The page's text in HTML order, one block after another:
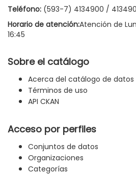
Teléfono: (593-7) 4134900 /
Horario de atención:Atención de
16:45
Sobre el catálogo
Acerca del catálogo de datos
Términos de uso
API CKAN
Acceso por perfiles
Conjuntos de datos
Organizaciones
Categorías